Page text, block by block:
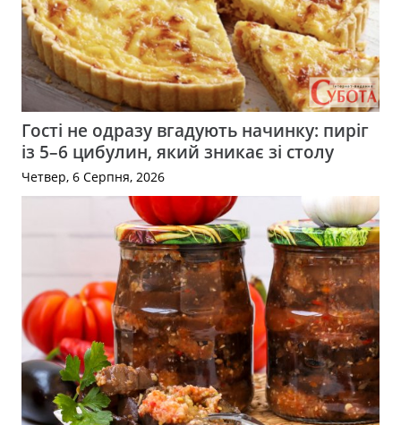
Гості не одразу вгадують начинку: пиріг
із 5–6 цибулин, який зникає зі столу
Четвер, 6 Серпня, 2026